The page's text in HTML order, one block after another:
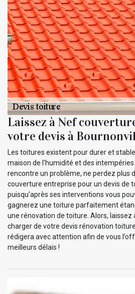
Laissez à Nef
votre devis à
Les toitures existent pour durer et
maison de l’humidité et des
rencontre un problème, ne perdez plus
couverture entreprise pour un devis de
puisqu’après ses interventions vous
gagnerez une toiture parfaitement
une rénovation de toiture. Alors, laissez
charger de votre devis rénovation
rédigera avec attention afin de vous
meilleurs délais !